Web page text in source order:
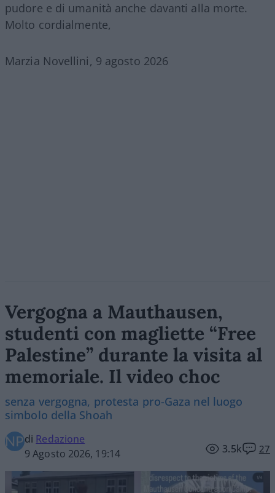
pudore e di umanità anche davanti alla morte.
Molto cordialmente,
Marzia Novellini, 9 agosto 2026
Vergogna a Mauthausen,
studenti con magliette “Free
Palestine” durante la visita al
memoriale. Il video choc
senza vergogna, protesta pro-Gaza nel luogo
simbolo della Shoah
di Redazione
9 Agosto 2026, 19:14
3.5k 27